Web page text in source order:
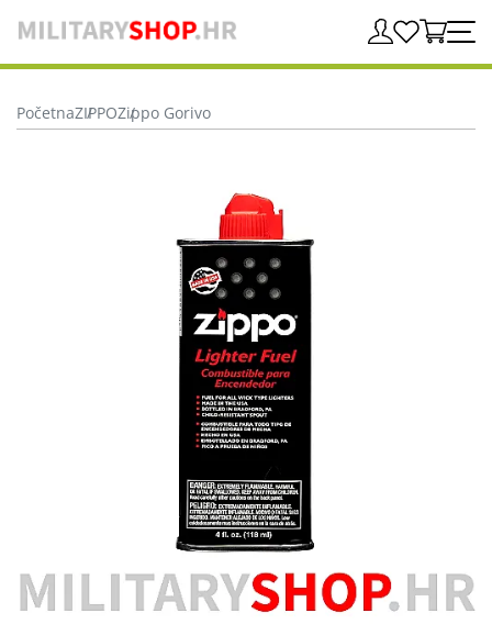
PočetnaZIPPOZippo Gorivo